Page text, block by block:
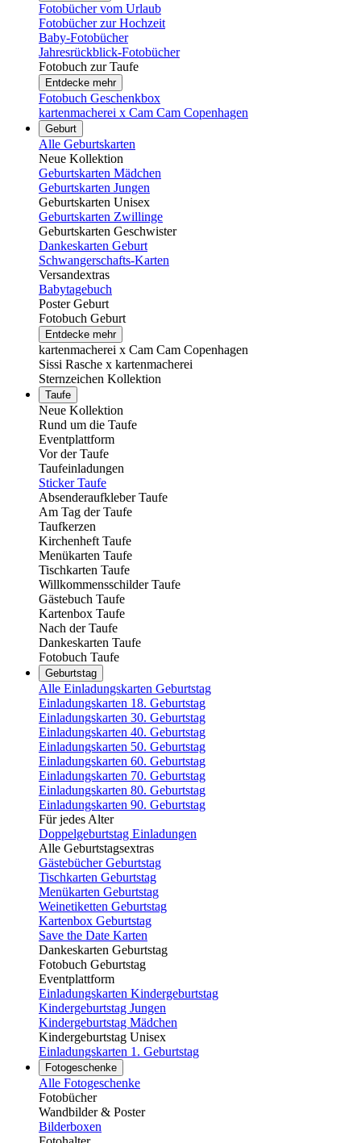
Fotobücher vom Urlaub
Fotobücher zur Hochzeit
Baby-Fotobücher
Jahresrückblick-Fotobücher
Fotobuch zur Taufe
Entdecke mehr
Fotobuch Geschenkbox
kartenmacherei x Cam Cam Copenhagen
Geburt
Alle Geburtskarten
Neue Kollektion
Geburtskarten Mädchen
Geburtskarten Jungen
Geburtskarten Unisex
Geburtskarten Zwillinge
Geburtskarten Geschwister
Dankeskarten Geburt
Schwangerschafts-Karten
Versandextras
Babytagebuch
Poster Geburt
Fotobuch Geburt
Entdecke mehr
kartenmacherei x Cam Cam Copenhagen
Sissi Rasche x kartenmacherei
Sternzeichen Kollektion
Taufe
Neue Kollektion
Rund um die Taufe
Eventplattform
Vor der Taufe
Taufeinladungen
Sticker Taufe
Absenderaufkleber Taufe
Am Tag der Taufe
Taufkerzen
Kirchenheft Taufe
Menükarten Taufe
Tischkarten Taufe
Willkommensschilder Taufe
Gästebuch Taufe
Kartenbox Taufe
Nach der Taufe
Dankeskarten Taufe
Fotobuch Taufe
Geburtstag
Alle Einladungskarten Geburtstag
Einladungskarten 18. Geburtstag
Einladungskarten 30. Geburtstag
Einladungskarten 40. Geburtstag
Einladungskarten 50. Geburtstag
Einladungskarten 60. Geburtstag
Einladungskarten 70. Geburtstag
Einladungskarten 80. Geburtstag
Einladungskarten 90. Geburtstag
Für jedes Alter
Doppelgeburtstag Einladungen
Alle Geburtstagsextras
Gästebücher Geburtstag
Tischkarten Geburtstag
Menükarten Geburtstag
Weinetiketten Geburtstag
Kartenbox Geburtstag
Save the Date Karten
Dankeskarten Geburtstag
Fotobuch Geburtstag
Eventplattform
Einladungskarten Kindergeburtstag
Kindergeburtstag Jungen
Kindergeburtstag Mädchen
Kindergeburtstag Unisex
Einladungskarten 1. Geburtstag
Fotogeschenke
Alle Fotogeschenke
Fotobücher
Wandbilder & Poster
Bilderboxen